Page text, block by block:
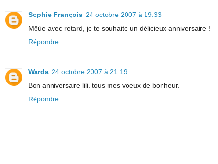
Sophie François 24 octobre 2007 à 19:33
Mêùe avec retard, je te souhaite un délicieux anniversaire !
Répondre
Warda 24 octobre 2007 à 21:19
Bon anniversaire lili. tous mes voeux de bonheur.
Répondre